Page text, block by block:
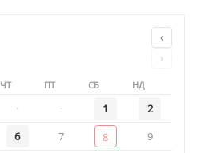
‹
›
ЧТ ПТ СБ НД
· · 1
2
6 7 8
9